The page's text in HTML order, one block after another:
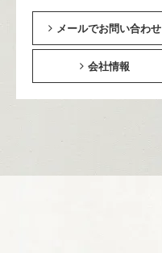
メールでお問い合わせ
会社情報